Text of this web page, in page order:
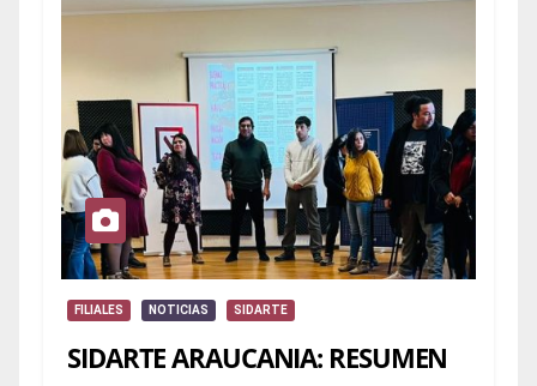
FILIALES NOTICIAS SIDARTE
SIDARTE ARAUCANIA: RESUMEN